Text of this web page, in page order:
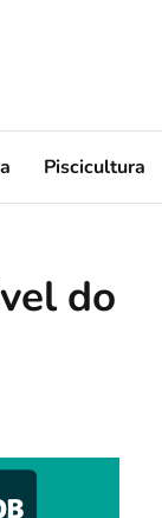
Piscicultura
do